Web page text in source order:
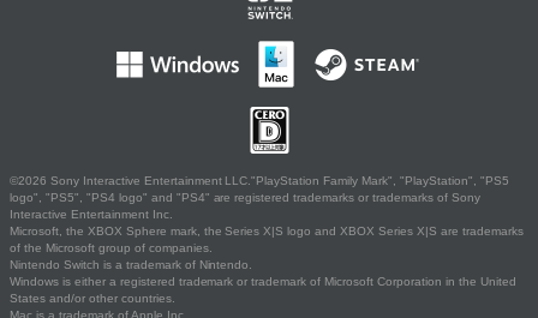
©2026 Sony Interactive Entertainment LLC."PlayStation Family Mark", "PlayStation", "PS5
logo", "PS5", "PS4 logo" and "PS4" are registered trademarks or trademarks of Sony
Interactive Entertainment Inc.
Microsoft, the XBOX Sphere mark, the Series X|S logo and XBOX Series X|S are trademarks
of the Microsoft group of companies.
Nintendo Switch is a trademark of Nintendo.
Windows is either a registered trademark or trademark of Microsoft Corporation in the United
States and/or other countries.
Mac is a trademark of Apple Inc.